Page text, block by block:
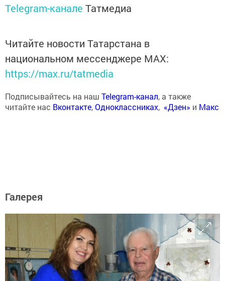
Telegram-канале Татмедиа
Читайте новости Татарстана в
национальном мессенджере MАХ:
https://max.ru/tatmedia
Подписывайтесь на наш Telegram-канал, а также
читайте нас Вконтакте,Одноклассниках, «Дзен» и Макс
Галерея